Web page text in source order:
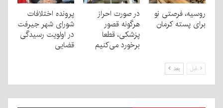
روسیه، فرصتی نو
برای پسته کرمان
در صورت احراز
هرگونه قصور
پزشکی، قطعا
برخورد می‌کنیم
پرونده اختلافات
شورای شهر جیرفت
در اولویت رسیدگی
قضایی
قبل بعد